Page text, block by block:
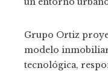
Grupo Ortiz
modelo
tecnológica,